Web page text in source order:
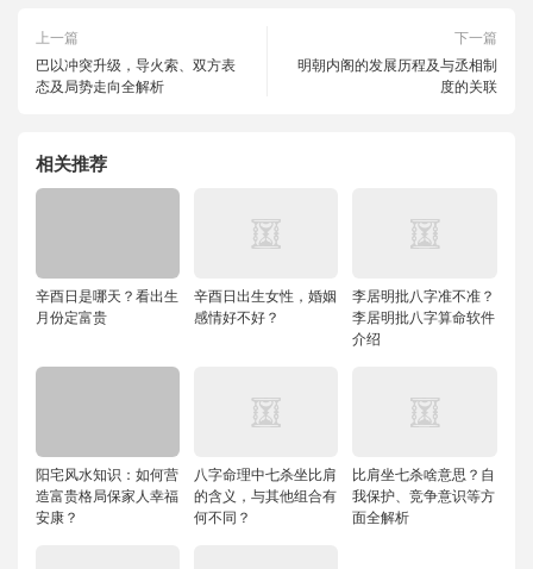
上一篇
巴以冲突升级，导火索、双方表
态及局势走向全解析
下一篇
明朝内阁的发展历程及与丞相制
度的关联
相关推荐
辛酉日是哪天？看出生
月份定富贵
辛酉日出生女性，婚姻
感情好不好？
李居明批八字准不准？
李居明批八字算命软件
介绍
阳宅风水知识：如何营
造富贵格局保家人幸福
安康？
八字命理中七杀坐比肩
的含义，与其他组合有
何不同？
比肩坐七杀啥意思？自
我保护、竞争意识等方
面全解析